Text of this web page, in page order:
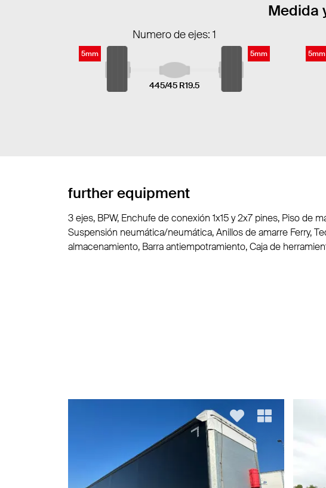
Medida
Numero de ejes: 1
5mm
445/45 R19.5
5mm 5mm
further equipment
3 ejes, BPW, Enchufe de conexión 1x15 y 2x7 pines, Piso de
Suspensión neumática/neumática, Anillos de amarre Ferry,
almacenamiento, Barra antiempotramiento, Caja de